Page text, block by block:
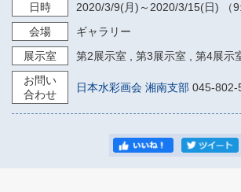
日時 2020/3/9(月)～ 2020/3/15(日) （
会場
ギャラリー
展示室
第2展示室 第3展示室
第4展示
お問い
合わせ
日本水彩画会 湘南支部 045-802-